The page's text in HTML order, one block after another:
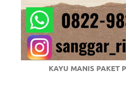
check
this
link
KAYU MANIS PAKET